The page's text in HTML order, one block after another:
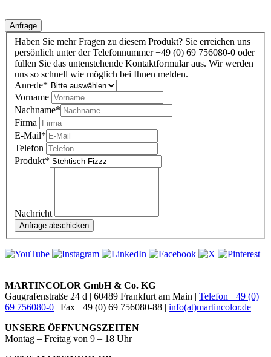
Anfrage
Haben Sie mehr Fragen zu diesem Produkt? Sie erreichen uns
persönlich unter der Telefonnummer +49 (0) 69 756080-0 oder
füllen Sie das untenstehende Kontaktformular aus. Wir werden
uns so schnell wie möglich bei Ihnen melden.
Anrede*
Vorname
Nachname*
Firma
E-Mail*
Telefon
Produkt*
Nachricht
MARTINCOLOR GmbH & Co. KG
Gaugrafenstraße 24 d | 60489 Frankfurt am Main | Telefon +49 (0)
69 756080-0 | Fax +49 (0) 69 756080-88 | info(at)martincolor.de
UNSERE ÖFFNUNGSZEITEN
Montag – Freitag von 9 – 18 Uhr